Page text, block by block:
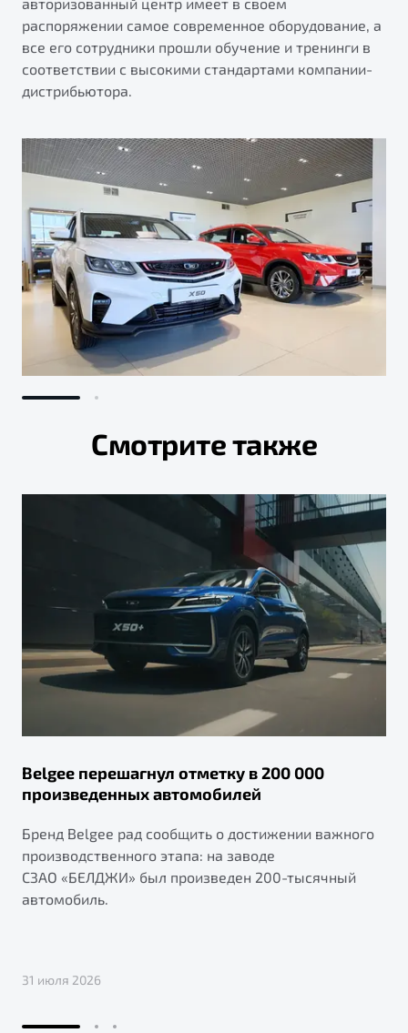
распоряжении самое современное оборудование, а
все его сотрудники прошли обучение и тренинги в
соответствии с высокими стандартами компании-
дистрибьютора.
Смотрите также
Belgee перешагнул отметку в 200 000
произведенных автомобилей
Бренд Belgee рад сообщить о достижении важного
производственного этапа: на заводе
СЗАО «БЕЛДЖИ» был произведен 200-тысячный
автомобиль.
31 июля 2026